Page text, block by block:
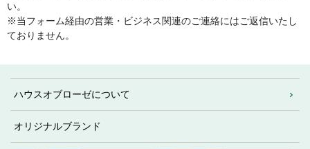
い。
※当フォーム経由の営業・ビジネス関連のご連絡にはご返信いたし
ておりません。
ハウスオブローゼについて
オリジナルブランド